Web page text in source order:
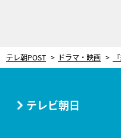
テレ朝POST ドラマ・映画
テレビ朝日